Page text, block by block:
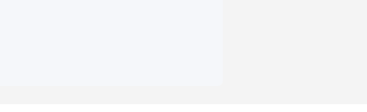
nha và whisky ngũ cốc)
ánh rõ phong cách truyền thống của Nikka